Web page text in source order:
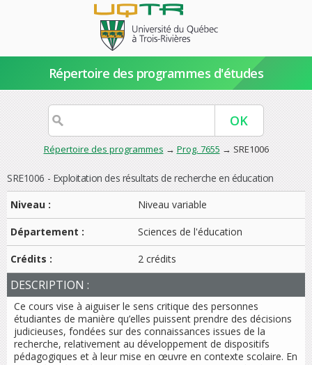
Répertoire des programmes d'études
Répertoire des programmes → Prog. 7655 → SRE1006
SRE1006 - Exploitation des résultats de recherche en éducation
Niveau :
Niveau variable
Département : Sciences de l'éducation
Crédits : 2 crédits
DESCRIPTION :
Ce cours vise à aiguiser le sens critique des personnes
étudiantes de manière qu’elles puissent prendre des décisions
judicieuses, fondées sur des connaissances issues de la
recherche, relativement au développement de dispositifs
pédagogiques et à leur mise en œuvre en contexte scolaire. En